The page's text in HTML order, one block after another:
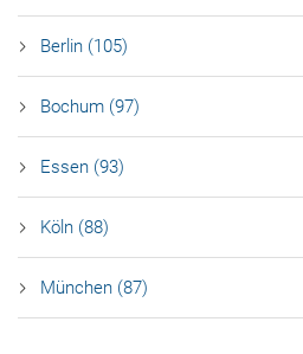
Berlin (105)
Bochum (97)
Essen (93)
Köln (88)
München (87)